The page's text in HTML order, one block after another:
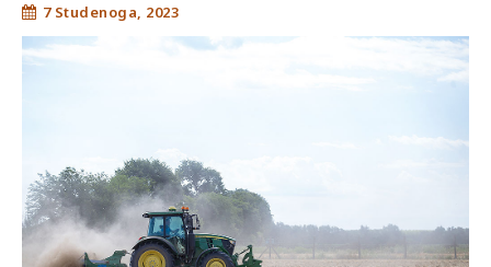
7 Studenoga, 2023